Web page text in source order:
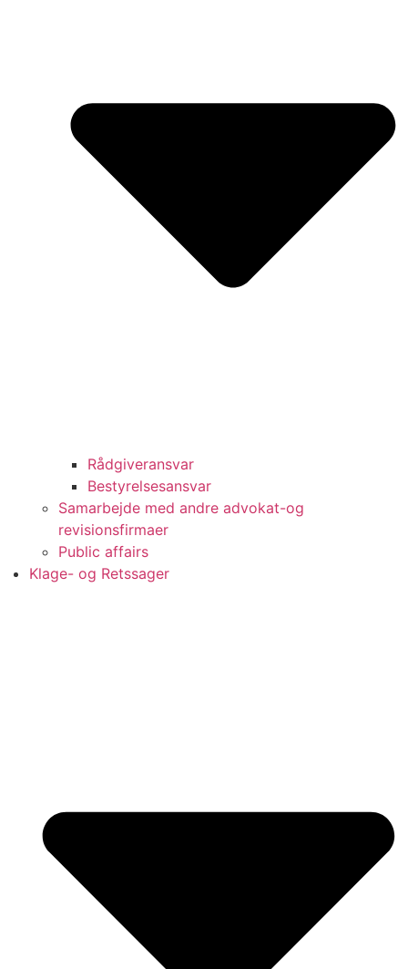
Rådgiveransvar
Bestyrelsesansvar
Samarbejde med andre advokat-og
revisionsfirmaer
Public affairs
Klage- og Retssager